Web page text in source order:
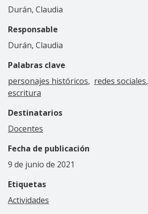
Durán, Claudia
Responsable
Durán, Claudia
Palabras clave
personajes históricos
redes sociales
escritura
Destinatarios
Docentes
Fecha de publicación
9 de junio de 2021
Etiquetas
Actividades